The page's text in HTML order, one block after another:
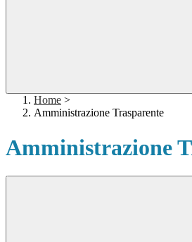
Home >
Amministrazione Trasparente
Amministrazione